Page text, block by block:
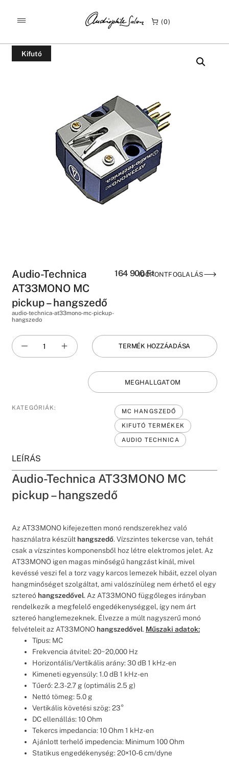
0
KEZDŐLAP TERMÉKEK
/
AUDIO-TECHNICA AT33MONO MC PICKUP – HANGSZEDŐ
Kifutó
IDŐPONTFOGLALÁS
Audio-Technica
AT33MONO MC
pickup – hangszedő
audio-technica-at33mono-mc-pickup-
hangszedo
164 900Ft
TERMÉK HOZZÁADÁSA
MEGHALLGATOM
KATEGÓRIÁK:
MC HANGSZEDŐ
KIFUTÓ TERMÉKEK
AUDIO TECHNICA
LEÍRÁS
Audio-Technica AT33MONO MC
pickup – hangszedő
Az AT33MONO kifejezetten monó rendszerekhez való
használatra készült hangszedő. Vízszintes tekercse van, tehát
csak a vízszintes komponensből hoz létre elektromos jelet. Az
AT33MONO igen magas minőségű hangzást kínál, mivel
kevéssé veszi fel a torz vagy karcos lemezek hibáit, ezzel olyan
hangminőséget szolgáltat, ami valószínüleg nem érhető el egy
sztereó hangszedővel. Az AT33MONO függőleges irányban
rendelkezik a megfelelő engedékenységgel, így nem árt
sztereó hanglemezeknek. Élvezze a múlt nagyszerű monó
felvételeit az AT33MONO hangszedővel. Műszaki adatok:
Típus: MC
Frekvencia átvitel: 20~20,000 Hz
Horizontális/Vertikális arány: 30 dB 1 kHz-en
Kimeneti egyensúly: 1.0 dB 1 kHz-en
Tűerő: 2.3-2.7 g (optimális 2.5 g)
Nettó tömeg: 5.0 g
Vertikális követési szög: 23°
DC ellenállás: 10 Ohm
Tekercs impedancia: 10 Ohm 1 kHz-en
Ajánlott terhelő impedencia: Minimum 100 Ohm
Statikus engedékenység: 20×10-6 cm/dyne